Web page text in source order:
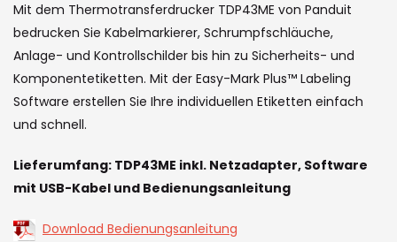
the
images
gallery
Mit dem Thermotransferdrucker TDP43ME von Panduit
bedrucken Sie Kabelmarkierer, Schrumpfschläuche,
Anlage- und Kontrollschilder bis hin zu Sicherheits- und
Komponentetiketten. Mit der Easy-Mark Plus™ Labeling
Software erstellen Sie Ihre individuellen Etiketten einfach
und schnell.
Lieferumfang: TDP43ME inkl. Netzadapter, Software
mit USB-Kabel und Bedienungsanleitung
Download Bedienungsanleitung